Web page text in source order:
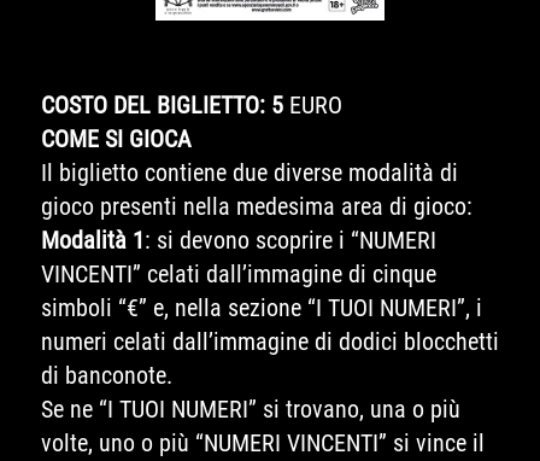
COSTO DEL BIGLIETTO: 5EURO
COME SI GIOCA
Il biglietto contiene due diverse modalità di
gioco presenti nella medesima area di gioco:
Modalità 1: si devono scoprire i “NUMERI
VINCENTI” celati dall’immagine di cinque
simboli “€” e, nella sezione “I TUOI NUMERI”, i
numeri celati dall’immagine di dodici blocchetti
di banconote.
Se ne “I TUOI NUMERI” si trovano, una o più
volte, uno o più “NUMERI VINCENTI” si vince il